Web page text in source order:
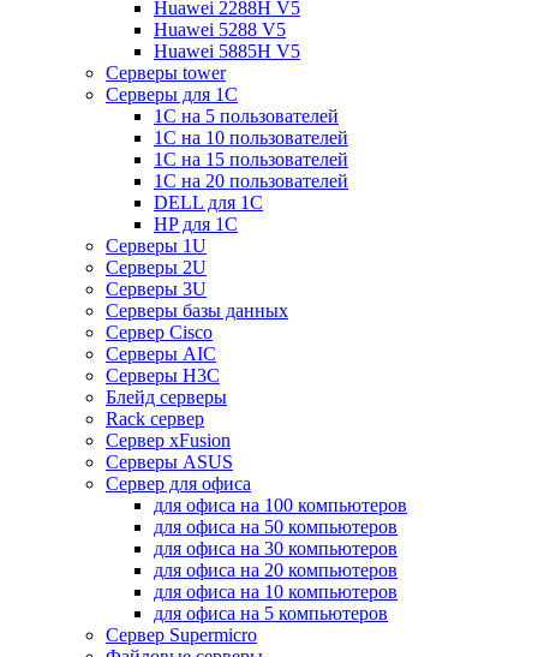
Huawei 2288H V5
Huawei 5288 V5
Huawei 5885H V5
Серверы tower
Серверы для 1C
1С на 5 пользователей
1С на 10 пользователей
1С на 15 пользователей
1С на 20 пользователей
DELL для 1С
HP для 1С
Серверы 1U
Серверы 2U
Серверы 3U
Серверы базы данных
Сервер Cisco
Серверы AIC
Серверы H3C
Блейд серверы
Rack сервер
Сервер xFusion
Серверы ASUS
Сервер для офиса
для офиса на 100 компьютеров
для офиса на 50 компьютеров
для офиса на 30 компьютеров
для офиса на 20 компьютеров
для офиса на 10 компьютеров
для офиса на 5 компьютеров
Сервер Supermicro